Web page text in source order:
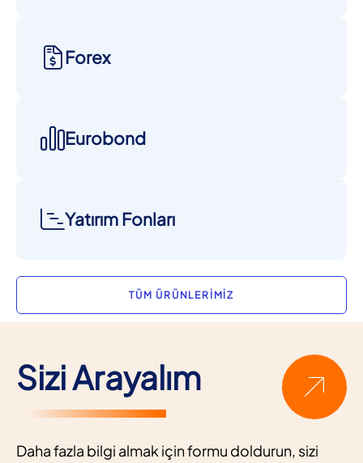
Forex
Eurobond
Yatırım Fonları
TÜM ÜRÜNLERİMİZ
Sizi Arayalım
Daha fazla bilgi almak için formu doldurun, sizi